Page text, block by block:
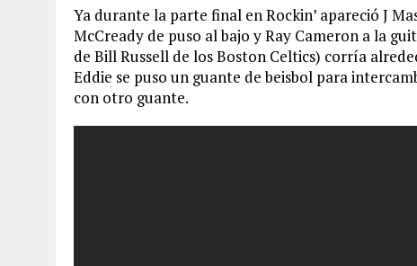
Ya durante la parte final en Rockin’ apareció J
McCready de puso al bajo y Ray Cameron a la
de Bill Russell de los Boston Celtics) corría
Eddie se puso un guante de beisbol para
con otro guante.